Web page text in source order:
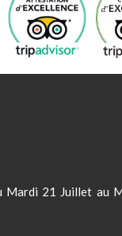
Mardi 21 Juillet au